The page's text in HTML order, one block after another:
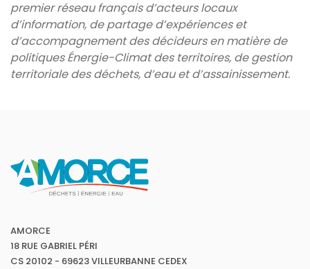
premier réseau français d’acteurs locaux
d’information, de partage d’expériences et
d’accompagnement des décideurs en matière de
politiques Énergie-Climat des territoires, de gestion
territoriale des déchets, d’eau et d’assainissement.
AMORCE
18 RUE GABRIEL PÉRI
CS 20102 - 69623 VILLEURBANNE CEDEX